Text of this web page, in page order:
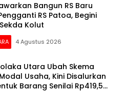
Bangun RS Baru
RS Patoa, Begini
Kolut
4 Agustus 2026
Utara Ubah Skema
Usaha, Kini Disalurkan
Barang Senilai Rp419,5